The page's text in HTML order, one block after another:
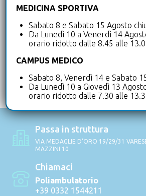
Passa in struttura
VIA MEDAGLIE D’ORO 19/29/31
MAZZINI 10
Chiamaci
Poliambulatorio
+39 0332 1544211
MEDICINA SPORTIVA
Sabato 8 e Sabato 15 Agosto
Da Lunedì 10 a Venerdì 14
orario ridotto dalle 8.45 alle
CAMPUS MEDICO
Sabato 8, Venerdì 14 e Sabato
Da Lunedì 10 a Giovedì 13
orario ridotto dalle 7.30 alle